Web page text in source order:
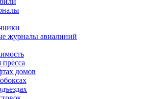
журналы авиалиний
пресса
домов